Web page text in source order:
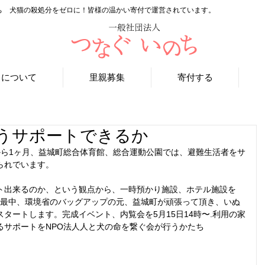
猫の殺処分をゼロに！皆様の温かい寄付で運営されています。
ついて 里親募集 寄付する
サポートできるか
1ヶ月、益城町総合体育館、総合運動公園では、避難生活者をサ
でいます。
来るのか、という観点から、一時預かり施設、ホテル施設を
中、環境省のバッグアップの元、益城町が頑張って頂き、いぬ
ートします。完成イベント、内覧会を5月15日14時〜.利用の家
ポートをNPO法人人と犬の命を繋ぐ会が行うかたち